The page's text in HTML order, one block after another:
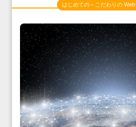
はじめての～こだわりの